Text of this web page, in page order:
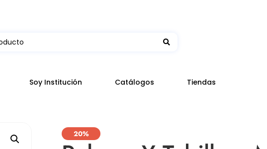
Soy Institución Catálogos Tiendas
20%